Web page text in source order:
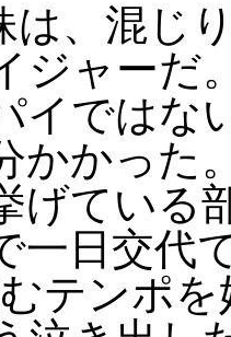
は、混じ
ジャーだ
イではな
かかった
げている
一日交代
テンポ